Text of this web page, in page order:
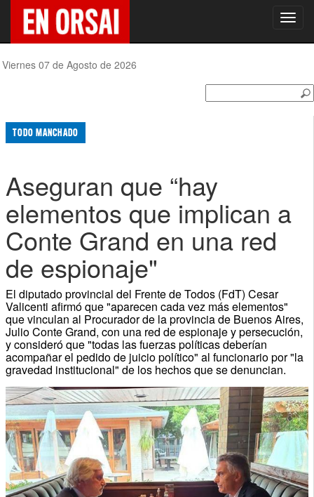
Viernes 07 de Agosto de 2026
TODO MANCHADO
Aseguran que “hay
elementos que implican a
Conte Grand en una red
de espionaje"
El diputado provincial del Frente de Todos (FdT) Cesar
Valicenti afirmó que "aparecen cada vez más elementos"
que vinculan al Procurador de la provincia de Buenos Aires,
Julio Conte Grand, con una red de espionaje y persecución,
y consideró que "todas las fuerzas políticas deberían
acompañar el pedido de juicio político" al funcionario por "la
gravedad institucional" de los hechos que se denuncian.